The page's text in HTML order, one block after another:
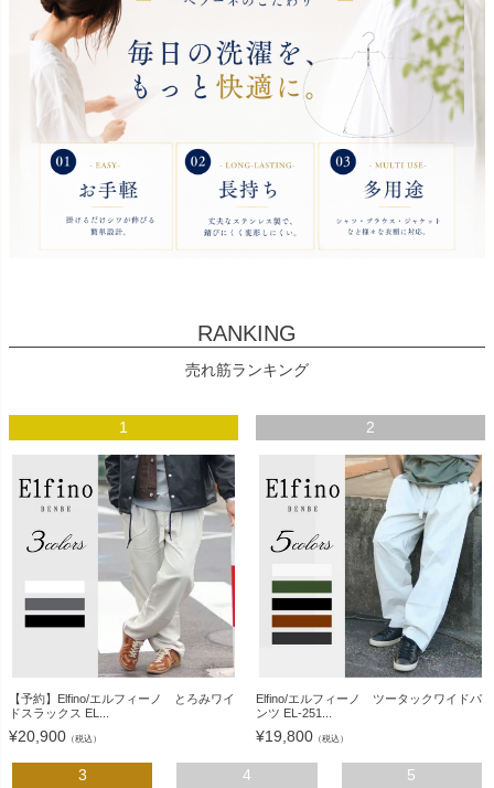
RANKING
売れ筋ランキング
1
【予約】Elfino/エルフィーノ とろみワイ
ドスラックス EL...
¥20,900 （税込）
2
Elfino/エルフィーノ ツータックワイドパ
ンツ EL-251...
¥19,800 （税込）
3 4 5